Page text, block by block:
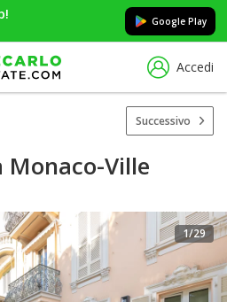
Google Play
Accedi
Successivo
Monaco-Ville
1/29